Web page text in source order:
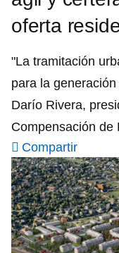
oferta
"La tramitación
para la
Darío Rivera,
Compensación de
Compartir